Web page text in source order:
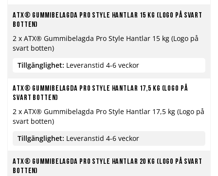
ATX® Gummibelagda Pro Style Hantlar 15 kg (Logo på svart
botten)
2 x ATX® Gummibelagda Pro Style Hantlar 15 kg (Logo på
svart botten)
Tillgänglighet: Leveranstid 4-6 veckor
ATX® Gummibelagda Pro Style Hantlar 17,5 kg (Logo på
svart botten)
2 x ATX® Gummibelagda Pro Style Hantlar 17,5 kg (Logo på
svart botten)
Tillgänglighet: Leveranstid 4-6 veckor
ATX® Gummibelagda Pro Style Hantlar 20 kg (Logo på svart
botten)